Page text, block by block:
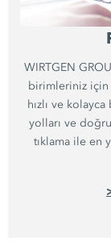
WIRTGEN
birimleriniz için
hızlı ve
yolları ve
tıklama ile en